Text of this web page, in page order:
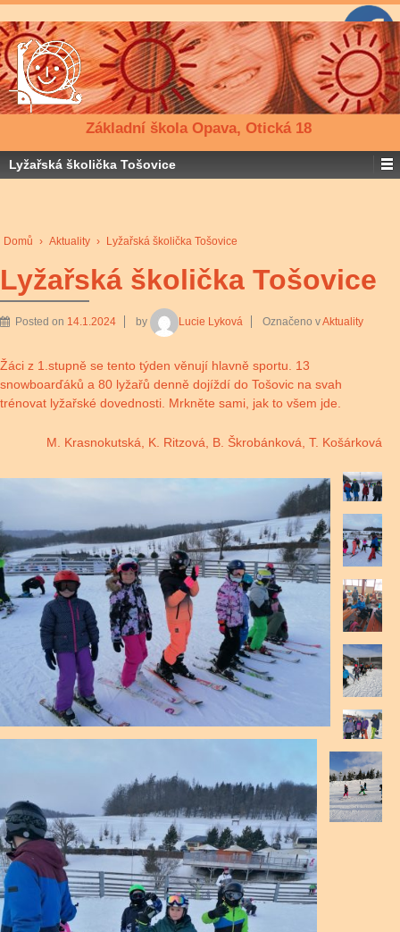
Základní škola Opava, Otická 18
Lyžařská školička Tošovice
Domů › Aktuality › Lyžařská školička Tošovice
Lyžařská školička Tošovice
Posted on 14.1.2024 by Lucie Lyková Označeno vAktuality
Žáci z 1.stupně se tento týden věnují hlavně sportu. 13
snowboarďáků a 80 lyžařů denně dojíždí do Tošovic na svah
trénovat lyžařské dovednosti. Mrkněte sami, jak to všem jde.
M. Krasnokutská, K. Ritzová, B. Škrobánková, T. Košárková